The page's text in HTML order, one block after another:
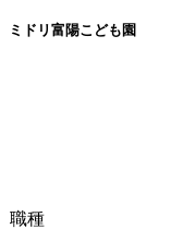
ミドリ富陽こども園
職種